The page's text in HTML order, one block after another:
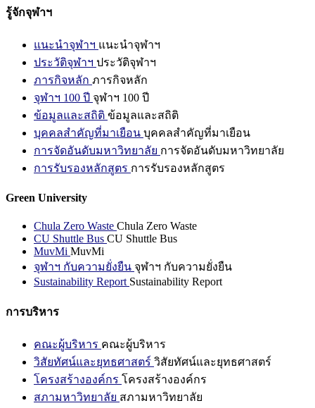
รู้จักจุฬาฯ
แนะนำจุฬาฯ แนะนำจุฬาฯ
ประวัติจุฬาฯ ประวัติจุฬาฯ
ภารกิจหลัก ภารกิจหลัก
จุฬาฯ 100 ปี จุฬาฯ 100 ปี
ข้อมูลและสถิติ ข้อมูลและสถิติ
บุคคลสำคัญที่มาเยือน บุคคลสำคัญที่มาเยือน
การจัดอันดับมหาวิทยาลัย การจัดอันดับมหาวิทยาลัย
การรับรองหลักสูตร การรับรองหลักสูตร
Green University
Chula Zero Waste Chula Zero Waste
CU Shuttle Bus CU Shuttle Bus
MuvMi MuvMi
จุฬาฯ กับความยั่งยืน จุฬาฯ กับความยั่งยืน
Sustainability Report Sustainability Report
การบริหาร
คณะผู้บริหาร คณะผู้บริหาร
วิสัยทัศน์และยุทธศาสตร์ วิสัยทัศน์และยุทธศาสตร์
โครงสร้างองค์กร โครงสร้างองค์กร
สภามหาวิทยาลัย สภามหาวิทยาลัย